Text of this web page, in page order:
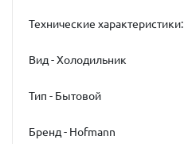
Технические характеристики:
Вид - Холодильник
Тип - Бытовой
Бренд - Hofmann